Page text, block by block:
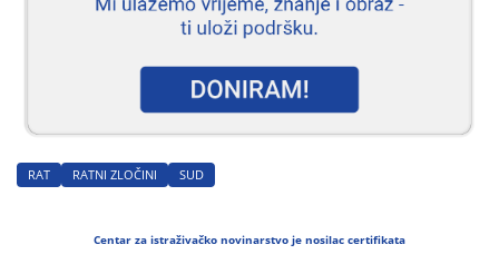
RAT RATNI ZLOČINI SUD
Centar za istraživačko novinarstvo je nosilac certifikata